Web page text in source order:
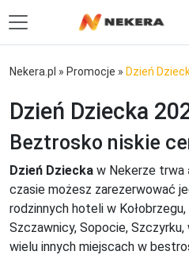
Nekera.pl » Promocje » Dzień
Dzień Dziecka
Beztrosko niskie
Dzień Dziecka w Nekerze trwa
czasie możesz zarezerwować
rodzinnych hoteli w
Szczawnicy, Sopocie,
wielu innych miejscach w